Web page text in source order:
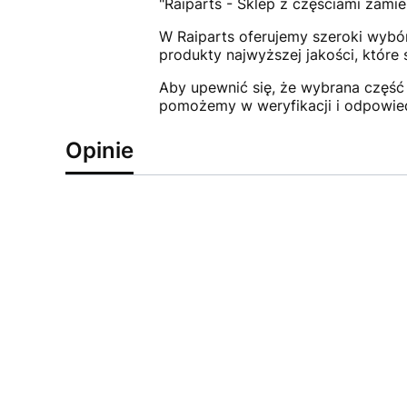
"Raiparts - Sklep z częściami
W Raiparts oferujemy szeroki
produkty najwyższej jakości, które
Aby upewnić się, że wybrana
pomożemy w weryfikacji i
Opinie